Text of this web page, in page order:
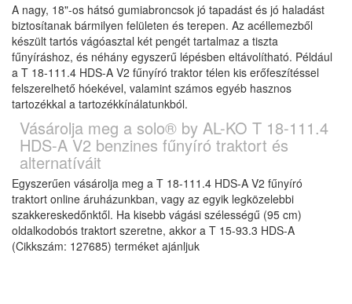
A nagy, 18"-os hátsó gumiabroncsok jó tapadást és jó haladást
biztosítanak bármilyen felületen és terepen. Az acéllemezből
készült tartós vágóasztal két pengét tartalmaz a tiszta
fűnyíráshoz, és néhány egyszerű lépésben eltávolítható. Például
a T 18-111.4 HDS-A V2 fűnyíró traktor télen kis erőfeszítéssel
felszerelhető hóekével, valamint számos egyéb hasznos
tartozékkal a tartozékkínálatunkból.
Vásárolja meg a solo® by AL-KO T 18-111.4
HDS-A V2 benzines fűnyíró traktort és
alternatíváit
Egyszerűen vásárolja meg a T 18-111.4 HDS-A V2 fűnyíró
traktort online áruházunkban, vagy az egyik legközelebbi
szakkereskedőnktől. Ha kisebb vágási szélességű (95 cm)
oldalkodobós traktort szeretne, akkor a T 15-93.3 HDS-A
(Cikkszám: 127685) terméket ajánljuk